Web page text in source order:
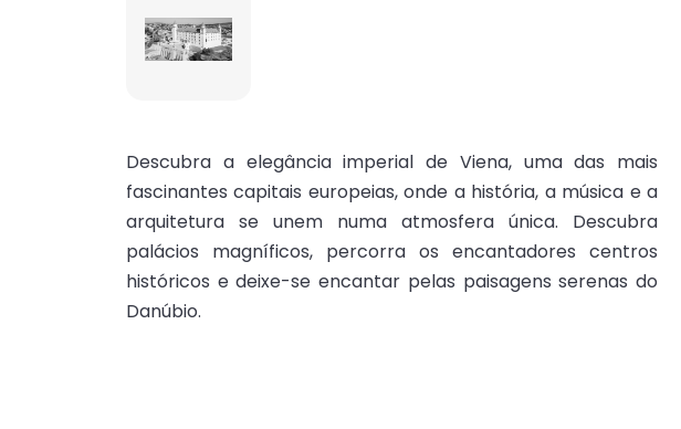
Descubra a elegância imperial de Viena, uma das mais
fascinantes capitais europeias, onde a história, a música e a
arquitetura se unem numa atmosfera única. Descubra
palácios magníficos, percorra os encantadores centros
históricos e deixe-se encantar pelas paisagens serenas do
Danúbio.